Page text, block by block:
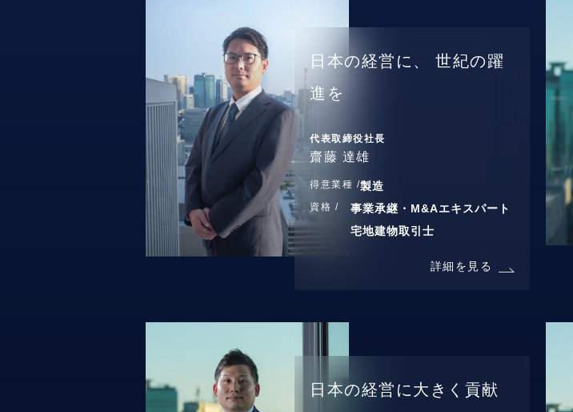
日本の経営に、
世紀の躍
進を
代表取締役社長
齋藤 達雄
得意業種 /製造
資格 /
事業承継・M&Aエキスパート
宅地建物取引士
詳細を見る
日本の経営に大きく貢献